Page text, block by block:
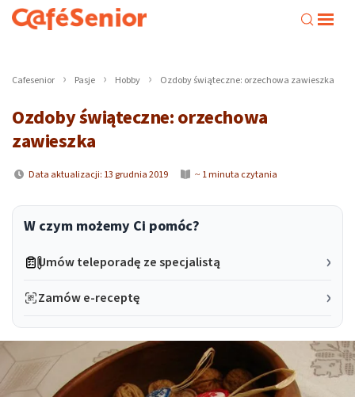
Cafesenior Pasje Hobby Ozdoby świąteczne: orzechowa zawieszka
Ozdoby świąteczne: orzechowa
zawieszka
Data aktualizacji: 13 grudnia 2019 ~ 1 minuta czytania
W czym możemy Ci pomóc?
Umów teleporadę ze specjalistą
Zamów e-receptę